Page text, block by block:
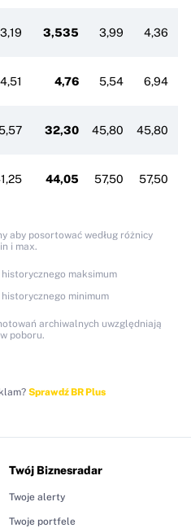
3,19 3,535 3,99 4,36
4,51 4,76 5,54 6,94
32,30 45,80 45,80
44,05 57,50 57,50
aby posortować według różnicy
i max.
maksimum
minimum
archiwalnych uwzględniają
poboru.
Sprawdź BR Plus
Twój Biznesradar
Twoje alerty
Twoje portfele